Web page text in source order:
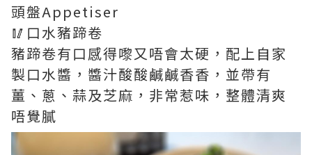
頭盤Appetiser
🥢口水豬蹄卷
豬蹄卷有口感得嚟又唔會太硬，配上自家
製口水醬，醬汁酸酸鹹鹹香香，並帶有
薑、蔥、蒜及芝麻，非常惹味，整體清爽
唔覺膩